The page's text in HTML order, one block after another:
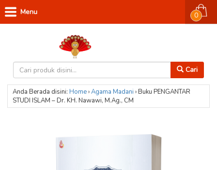
Cari
0
Menu
Anda Berada disini: Home›Agama Madani ›Buku PENGANTAR
STUDI ISLAM – Dr. KH. Nawawi, M.Ag., CM